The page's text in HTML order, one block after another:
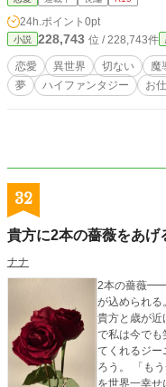
ない。 それが夢現術師の切なる願い。 夢現術師の中には死に瀕し
寄せ魅了するものがいる。 古来、
の強いものほど明るく魂を輝か
いる。 時は近代、魔導革命後の不安定な時代。魔導は産業を発展させた。それ
は誰もが知る事実。 しかし、そ
緩やかに滅びに向かっていた。 世界は荒廃して魔法の効果も弱くなる。それは
24h.ポイント 0pt
小説 228,743 位 / 228,743件
恋愛 異世界 切ない 魔
夢
ハイファンタジー お
32
貴方に2本の薔薇をあげ
ナナ
2本の薔薇━━
が込められる。 もし、私に夢なんか無かったら。 もう
貴方と歳が近
で私は今でも笑えてた？ 想像して
てくれるジー
ろう。 「もう一度でいいから、あの人に会わせて」 「あの人
を世界一幸せにしてあげて